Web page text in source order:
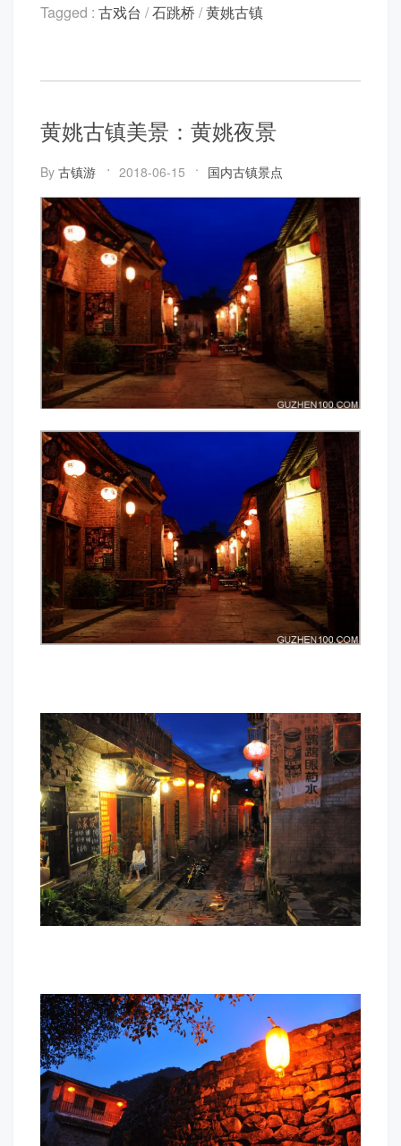
Tagged : 古戏台 /石跳桥 /黄姚古镇
黄姚古镇美景：黄姚夜景
By 古镇游 2018-06-15 国内古镇景点